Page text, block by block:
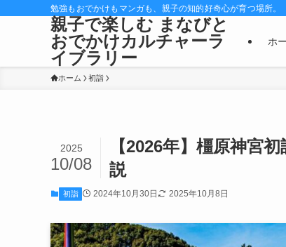
勉強もおでかけもマンガも、親子の知的好奇心が育つ場所。
親子で楽しむ まなびと
おでかけカルチャーラ
イブラリー
ホ
ホーム 初詣
【2026年】橿原神宮
説
2025
10/08
初詣 2024年10月30日 2025年10月8日